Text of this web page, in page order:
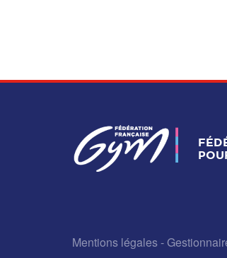
Mentions légales-